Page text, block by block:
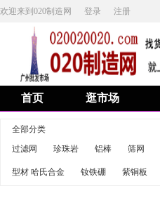
欢迎来到020制造网 登录 注册
首页 逛市场
全部分类
过滤网
珍珠岩 铝棒 筛网
型材 哈氏合金 钕铁硼 紫铜板